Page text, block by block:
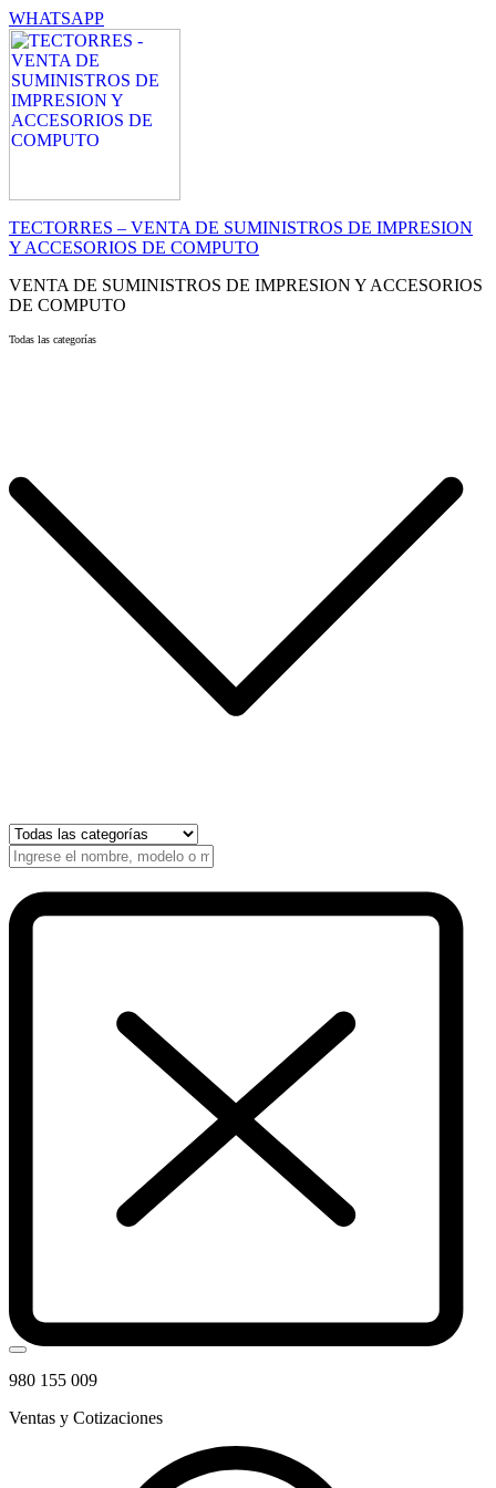
WHATSAPP
TECTORRES – VENTA DE SUMINISTROS DE IMPRESION
Y ACCESORIOS DE COMPUTO
VENTA DE SUMINISTROS DE IMPRESION Y ACCESORIOS
DE COMPUTO
Todas las categorías
980 155 009
Ventas y Cotizaciones